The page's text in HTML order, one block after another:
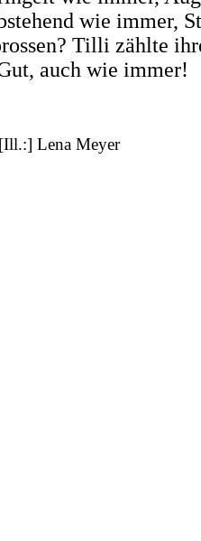
wie immer,
Tilli zählte
auch wie immer!
Lena Meyer